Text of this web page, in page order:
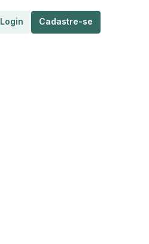
Login Cadastre-se